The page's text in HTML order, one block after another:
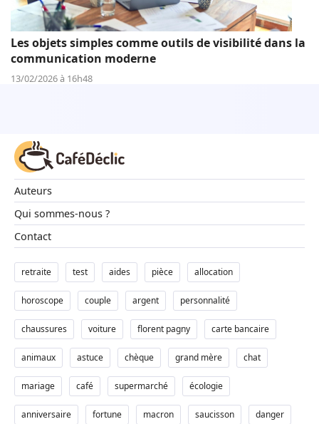
Les objets simples comme outils de visibilité dans la
communication moderne
13/02/2026 à 16h48
Auteurs
Qui sommes-nous ?
Contact
retraite test aides pièce allocation
horoscope couple argent personnalité
chaussures voiture florent pagny carte bancaire
animaux astuce chèque grand mère chat
mariage café supermarché écologie
anniversaire fortune macron saucisson danger